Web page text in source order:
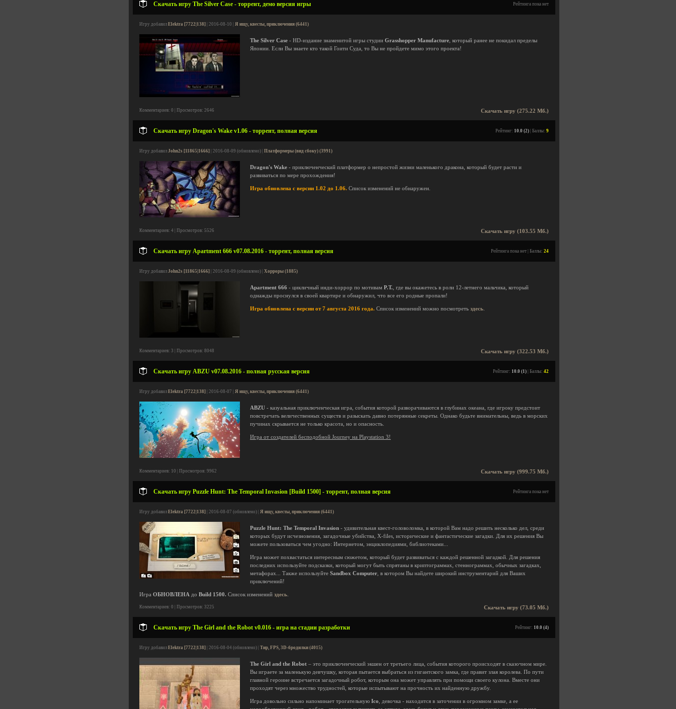
Скачать игру The Silver Case - торрент, демо версия игры Рейтинга пока нет
Игру добавил Elektra [7722|138] | 2016-08-10 | Я ищу, квесты, приключения (6441)
The Silver Case - HD-издание знаменитой игры студии Grasshopper Manufacture , который ранее не покидал пределы
Японии. Если Вы знаете кто такой Гоити Суда, то Вы не пройдете мимо этого проекта!
Скачать игру (275.22 Мб.)
Комментариев: 0 | Просмотров: 2646
Скачать игру Dragon's Wake v1.06 - торрент, полная версия Рейтинг: 10.0 (2) | Баллы: 9
Игру добавил John2s [11865|1666] | 2016-08-09 (обновлено) | Платформеры (вид сбоку) (3991)
Dragon's Wake - приключенческий платформер о непростой жизни маленького дракона, который будет расти и
развиваться по мере прохождения!
Игра обновлена с версии 1.02 до 1.06. Список изменений не обнаружен.
Скачать игру (103.55 Мб.)
Комментариев: 4 | Просмотров: 5526
Скачать игру Apartment 666 v07.08.2016 - торрент, полная версия Рейтинга пока нет | Баллы: 24
Игру добавил John2s [11865|1666] | 2016-08-09 (обновлено) | Хорроры (1885)
Apartment 666 - цикличный инди-хоррор по мотивам P.T. , где вы окажетесь в роли 12-летнего мальчика, который
однажды проснулся в своей квартире и обнаружил, что все его родные пропали!
Игра обновлена с версии от 7 августа 2016 года. Список изменений можно посмотреть здесь
Скачать игру (322.53 Мб.)
Комментариев: 3 | Просмотров: 8048
Скачать игру ABZU v07.08.2016 - полная русская версия Рейтинг: 10.0 (1) | Баллы: 42
Игру добавил Elektra [7722|138] | 2016-08-07 | Я ищу, квесты, приключения (6441)
ABZU - казуальная приключенческая игра, события которой разворачиваются в глубинах океана, где игроку предстоит
повстречать величественных существ и разыскать давно потерянные секреты. Однако будьте внимательны, ведь в морских
пучинах скрывается не только красота, но и опасность.
Игра от создателей бесподобной Journey на Playstation 3!
Скачать игру (999.75 Мб.)
Комментариев: 10 | Просмотров: 9962
Скачать игру Puzzle Hunt: The Temporal Invasion [Build 1500] - торрент, полная версия Рейтинга пока нет
Игру добавил Elektra [7722|138] | 2016-08-07 (обновлено) | Я ищу, квесты, приключения (6441)
Puzzle Hunt: The Temporal Invasion - удивительная квест-головоломка, в которой Вам надо решить несколько дел, среди
которых будут исчезновения, загадочные убийства, X-files, исторические и фантастические загадки. Для их решения Вы
можете пользоваться чем угодно: Интернетом, энциклопедиями, библиотеками...
Игра может похвастаться интересным сюжетом, который будет развиваться с каждой решенной загадкой. Для решения
последних используйте подсказки, который могут быть спрятаны в криптограммах, стеннограммах, обычных загадках,
метафорах... Также используйте Sandbox Computer , в котором Вы найдете широкий инструментарий для Ваших
приключений!
Игра ОБНОВЛЕНА до Build 1500. Список изменений здесь
Скачать игру (73.05 Мб.)
Комментариев: 0 | Просмотров: 3225
Скачать игру The Girl and the Robot v0.016 - игра на стадии разработки Рейтинг: 10.0 (4)
Игру добавил Elektra [7722|138] | 2016-08-04 (обновлено) | Тир, FPS, 3D-бродилки (4015)
The Girl and the Robot – это приключенческий экшен от третьего лица, события которого происходят в сказочном мире.
Вы играете за маленькую девчушку, которая пытается выбраться из гигантского замка, где правит злая королева. По пути
главной героине встречается загадочный робот, которым она может управлять при помощи своего кулона. Вместе они
проходят через множество трудностей, которые испытывают на прочность их найденную дружбу.
Игра довольно сильно напоминает трогательную Ico , девочка - находится в заточении в огромном замке, а ее